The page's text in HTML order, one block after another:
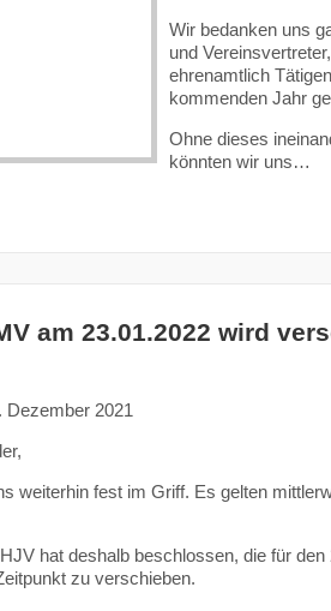
Wir bedanken uns
und
ehrenamtlich
kommenden Jahr
Ohne dieses
könnten wir uns…
am 23.01.2022 wird
Dezember 2021
weiterhin fest im Griff. Es gelten
hat deshalb beschlossen, die für
zu verschieben.